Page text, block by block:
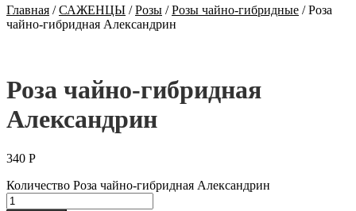
Главная /САЖЕНЦЫ /Розы /Розы чайно-гибридные /Роза
чайно-гибридная Александрин
Роза чайно-гибридная
Александрин
340 Р
Количество Роза чайно-гибридная Александрин